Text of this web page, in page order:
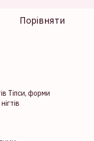
Порівняти
Тіпси, форми